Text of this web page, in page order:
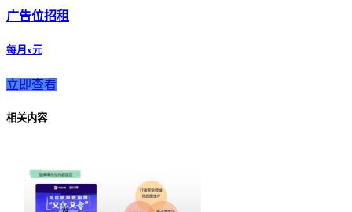
广告位招租
每月x元
立即查看
相关内容